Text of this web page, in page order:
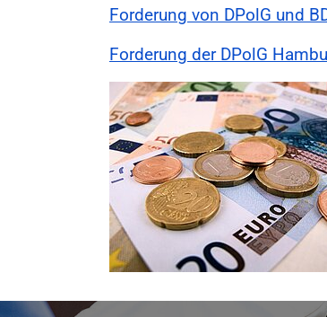
Forderung von DPolG und
Forderung der DPolG